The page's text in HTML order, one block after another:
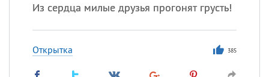
Из сердца милые друзья прогонят грусть!
Открытка 385
Александр,Макар
Посмотреть значение